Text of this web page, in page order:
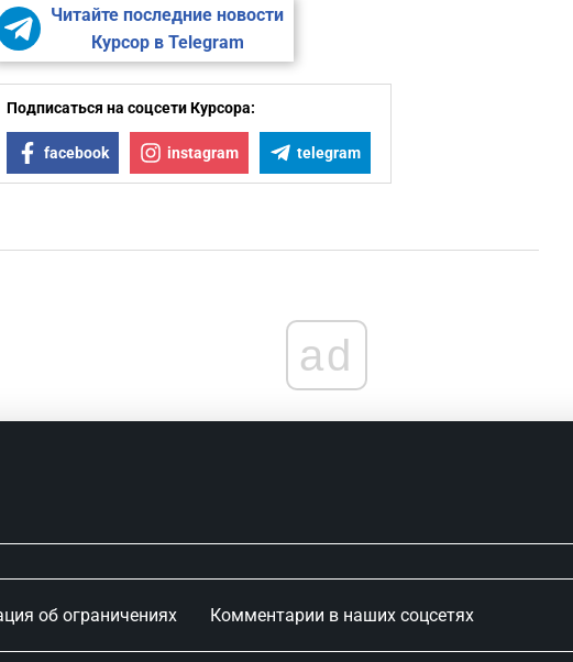
Читайте последние новости
Курсор в Telegram
Подписаться на соцсети Курсора:
facebook instagram telegram
ad
об ограничениях Комментарии в наших соцсетях